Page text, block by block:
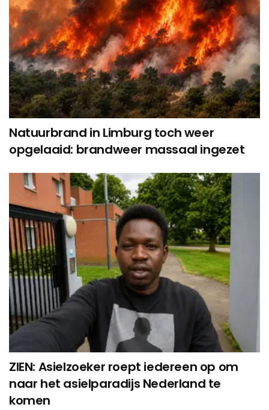
Natuurbrand in Limburg toch weer
opgelaaid: brandweer massaal ingezet
ZIEN: Asielzoeker roept iedereen op om
naar het asielparadijs Nederland te
komen